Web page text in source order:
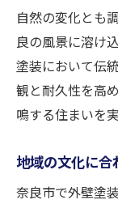
自然の変化とも
良の風景に溶け
塗装において伝
観と耐久性を高
鳴する住まいを
地域の文化に合
奈良市で外壁塗